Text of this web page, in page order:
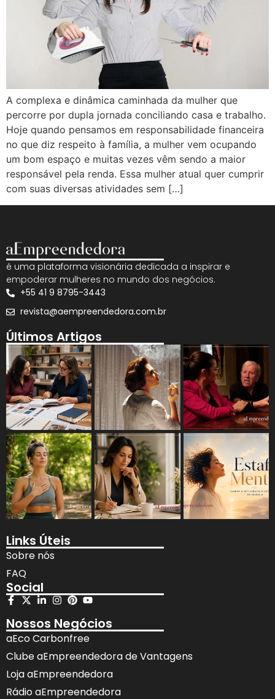
A complexa e dinâmica caminhada da mulher que
percorre por dupla jornada conciliando casa e trabalho.
Hoje quando pensamos em responsabilidade financeira
no que diz respeito à família, a mulher vem ocupando
um bom espaço e muitas vezes vêm sendo a maior
responsável pela renda. Essa mulher atual quer cumprir
com suas diversas atividades sem […]
é uma plataforma visionária dedicada a inspirar e
empoderar mulheres no mundo dos negócios.
+55 41 9 8795-3443
revista@aempreendedora.com.br
Últimos Artigos
Links Úteis
Sobre nós
FAQ
Social
Nossos Negócios
aEco Carbonfree
Clube aEmpreendedora de Vantagens
Loja aEmpreendedora
Rádio aEmpreendedora